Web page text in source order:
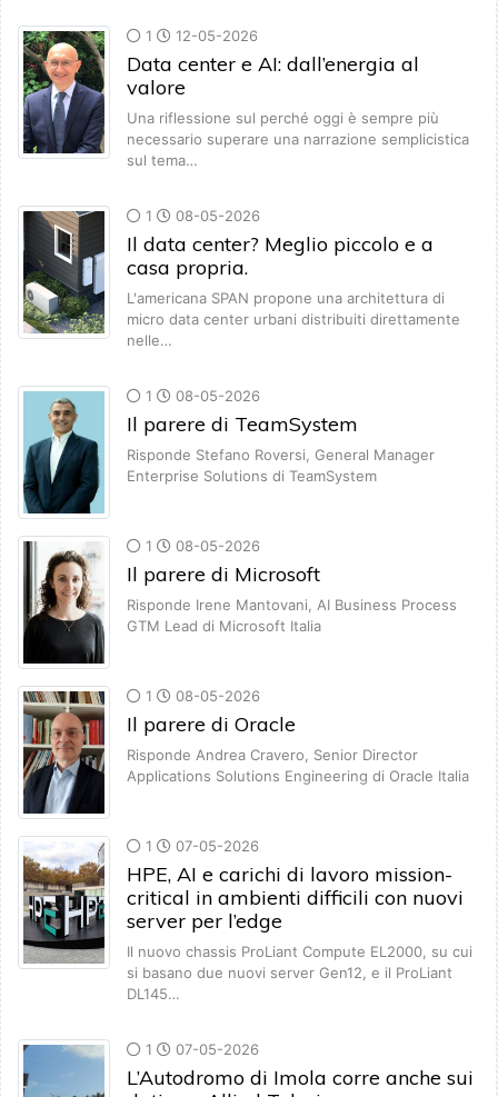
1 12-05-2026
Data center e AI: dall’energia al
valore
Una riflessione sul perché oggi è sempre più
necessario superare una narrazione semplicistica
sul tema…
1 08-05-2026
Il data center? Meglio piccolo e a
casa propria.
L'americana SPAN propone una architettura di
micro data center urbani distribuiti direttamente
nelle…
1 08-05-2026
Il parere di TeamSystem
Risponde Stefano Roversi, General Manager
Enterprise Solutions di TeamSystem
1 08-05-2026
Il parere di Microsoft
Risponde Irene Mantovani, AI Business Process
GTM Lead di Microsoft Italia
1 08-05-2026
Il parere di Oracle
Risponde Andrea Cravero, Senior Director
Applications Solutions Engineering di Oracle Italia
1 07-05-2026
HPE, AI e carichi di lavoro mission-
critical in ambienti difficili con nuovi
server per l’edge
Il nuovo chassis ProLiant Compute EL2000, su cui
si basano due nuovi server Gen12, e il ProLiant
DL145…
1 07-05-2026
L’Autodromo di Imola corre anche sui